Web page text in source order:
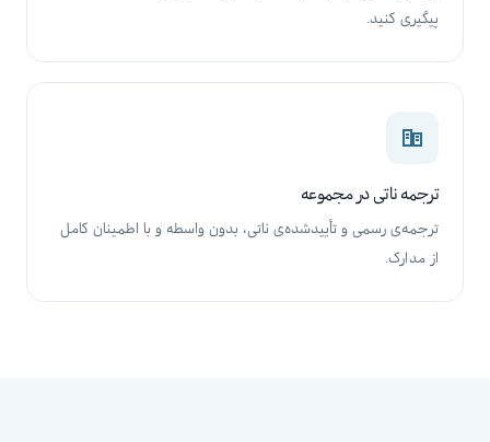
پیگیری کنید.
ترجمه ناتی در مجموعه
ترجمه‌ی رسمی و تأییدشده‌ی ناتی، بدون واسطه و با اطمینان کامل
از مدارک.